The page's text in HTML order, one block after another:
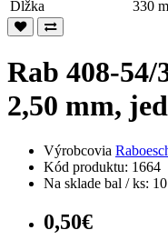
Dĺžka
330
Rab 408-
2,50 mm,
Výrobcovia
Kód produktu: 1664
Na sklade bal / ks: 10
0,50€